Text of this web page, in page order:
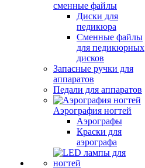
сменные файлы
Диски для
педикюра
Сменные файлы
для педикюрных
дисков
Запасные ручки для
аппаратов
Педали для аппаратов
Аэрография ногтей
Аэрографы
Краски для
аэрографа